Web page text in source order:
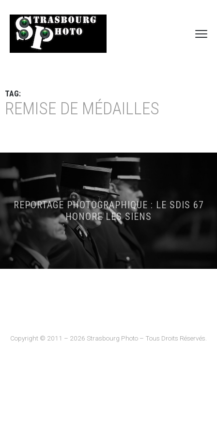
TAG:
REMISE DE MÉDAILLES
REPORTAGE PHOTOGRAPHIQUE : LE SDIS 67
HONORE LES SIENS
Copyright © 2011 – 2026 Strasbourg Photo – Tous Droits Réservés.